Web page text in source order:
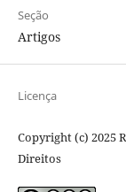
Seção
Artigos
Licença
Copyright (c) 2025
Direitos